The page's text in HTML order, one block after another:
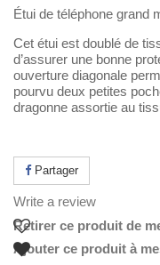
Étui de téléphone grand
Cet étui est doublé de
d’assurer une bonne
ouverture diagonale
pourvu deux petites
dragonne assortie au
Partager
Write a review
Retirer ce produit de
Ajouter ce produit à